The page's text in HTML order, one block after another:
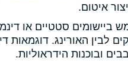
איטום.
ביישומים סטטיים או
לבין האורינג. דוגמאות
ובוכנות הידראוליות.